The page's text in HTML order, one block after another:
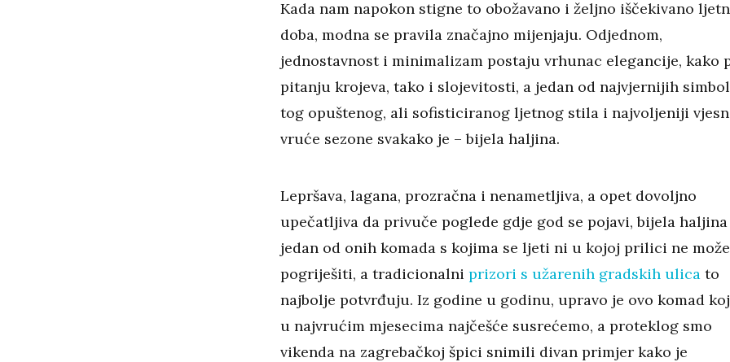
Kada nam napokon stigne to obožavano i željno iščekivano
doba, modna se pravila značajno mijenjaju. Odjednom,
jednostavnost i minimalizam postaju vrhunac elegancije, kako
pitanju krojeva, tako i slojevitosti, a jedan od najvjernijih
tog opuštenog, ali sofisticiranog ljetnog stila i najvoljeniji
vruće sezone svakako je – bijela haljina.
Lepršava, lagana, prozračna i nenametljiva, a opet dovoljno
upečatljiva da privuče poglede gdje god se pojavi, bijela haljina
jedan od onih komada s kojima se ljeti ni u kojoj prilici ne može
pogriješiti, a tradicionalni prizori s užarenih gradskih ulicato
najbolje potvrđuju. Iz godine u godinu, upravo je ovo komad
u najvrućim mjesecima najčešće susrećemo, a proteklog smo
vikenda na zagrebačkoj špici snimili divan primjer kako je